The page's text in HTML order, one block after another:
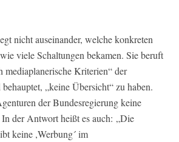
nicht auseinander, welche konkreten
viele Schaltungen bekamen. Sie beruft
mediaplanerische Kriterien“ der
„keine Übersicht“ zu haben.
der Bundesregierung keine
der Antwort heißt es auch: „Die
keine ,Werbung´ im